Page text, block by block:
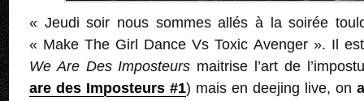
« Jeudi soir nous sommes allés à la soirée
« Make The Girl Dance Vs Toxic Avenger ». Il
We Are Des Imposteurs maitrise l’art de
are des Imposteurs #1) mais en deejing live, on